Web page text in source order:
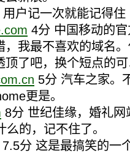
用户记一次就能记得住
4分 中国移动的
，我最不喜欢的域名
顶了吧，换个短点的
5分 汽车之家。
更是。
8分 世纪佳缘，婚礼
的，记不住了。
7.5分 这是最搞笑的一